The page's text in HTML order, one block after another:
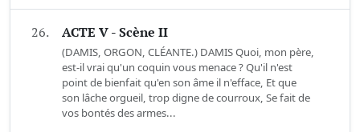
26. ACTE V - Scène II
(DAMIS, ORGON, CLÉANTE.) DAMIS Quoi, mon père,
est-il vrai qu'un coquin vous menace ? Qu'il n'est
point de bienfait qu'en son âme il n'efface, Et que
son lâche orgueil, trop digne de courroux, Se fait de
vos bontés des armes...